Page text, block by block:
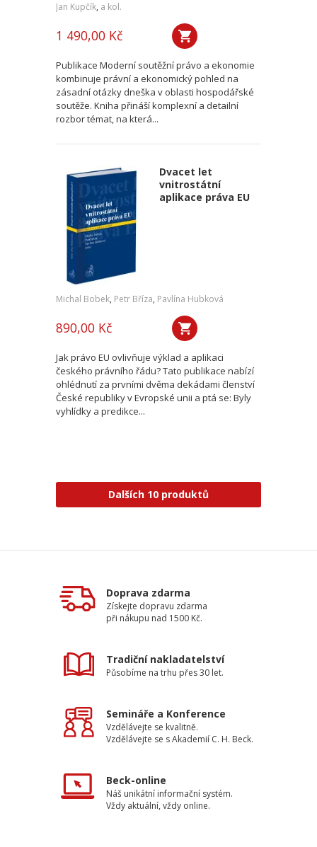
Jan Kupčík, a kol.
1 490,00 Kč
Publikace Moderní soutěžní právo a ekonomie
kombinuje právní a ekonomický pohled na
zásadní otázky dneška v oblasti hospodářské
soutěže. Kniha přináší komplexní a detailní
rozbor témat, na která...
Dvacet let
vnitrostátní
aplikace práva EU
Michal Bobek, Petr Bříza, Pavlína Hubková
890,00 Kč
Jak právo EU ovlivňuje výklad a aplikaci
českého právního řádu? Tato publikace nabízí
ohlédnutí za prvními dvěma dekádami členství
České republiky v Evropské unii a ptá se: Byly
vyhlídky a predikce...
Dalších 10 produktů
Doprava zdarma
Získejte dopravu zdarma
při nákupu nad 1500 Kč.
Tradiční nakladatelství
Působíme na trhu přes 30 let.
Semináře a Konference
Vzdělávejte se kvalitně.
Vzdělávejte se s Akademií C. H. Beck.
Beck-online
Náš unikátní informační systém.
Vždy aktuální, vždy online.